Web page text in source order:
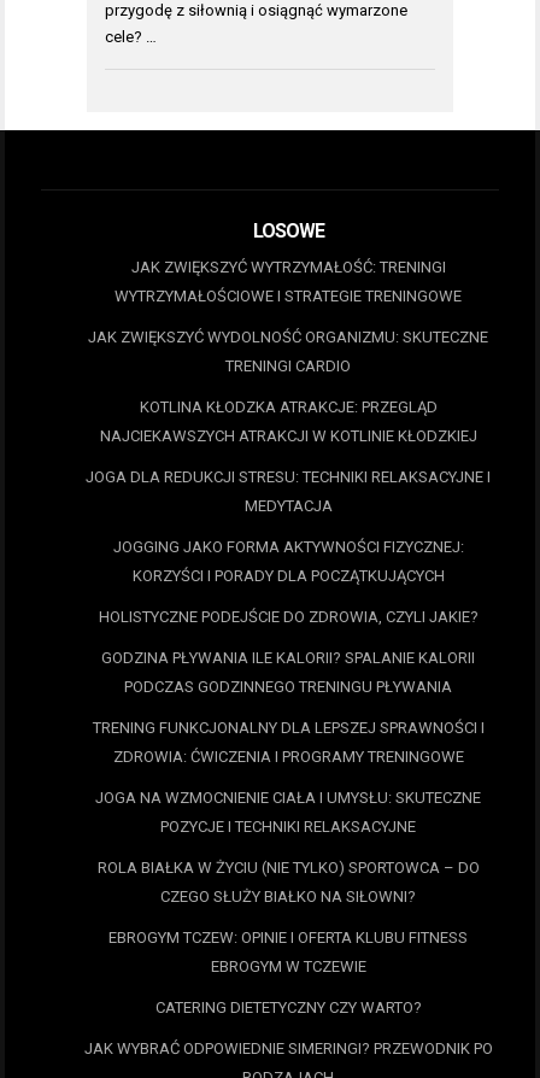
przygodę z siłownią i osiągnąć wymarzone
cele? …
LOSOWE
JAK ZWIĘKSZYĆ WYTRZYMAŁOŚĆ: TRENINGI
WYTRZYMAŁOŚCIOWE I STRATEGIE TRENINGOWE
JAK ZWIĘKSZYĆ WYDOLNOŚĆ ORGANIZMU: SKUTECZNE
TRENINGI CARDIO
KOTLINA KŁODZKA ATRAKCJE: PRZEGLĄD
NAJCIEKAWSZYCH ATRAKCJI W KOTLINIE KŁODZKIEJ
JOGA DLA REDUKCJI STRESU: TECHNIKI RELAKSACYJNE I
MEDYTACJA
JOGGING JAKO FORMA AKTYWNOŚCI FIZYCZNEJ:
KORZYŚCI I PORADY DLA POCZĄTKUJĄCYCH
HOLISTYCZNE PODEJŚCIE DO ZDROWIA, CZYLI JAKIE?
GODZINA PŁYWANIA ILE KALORII? SPALANIE KALORII
PODCZAS GODZINNEGO TRENINGU PŁYWANIA
TRENING FUNKCJONALNY DLA LEPSZEJ SPRAWNOŚCI I
ZDROWIA: ĆWICZENIA I PROGRAMY TRENINGOWE
JOGA NA WZMOCNIENIE CIAŁA I UMYSŁU: SKUTECZNE
POZYCJE I TECHNIKI RELAKSACYJNE
ROLA BIAŁKA W ŻYCIU (NIE TYLKO) SPORTOWCA – DO
CZEGO SŁUŻY BIAŁKO NA SIŁOWNI?
EBROGYM TCZEW: OPINIE I OFERTA KLUBU FITNESS
EBROGYM W TCZEWIE
CATERING DIETETYCZNY CZY WARTO?
JAK WYBRAĆ ODPOWIEDNIE SIMERINGI? PRZEWODNIK PO